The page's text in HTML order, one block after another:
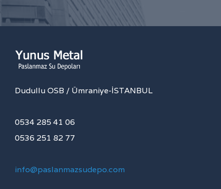
Dudullu OSB / Ümraniye-İSTANBUL
0534 285 41 06
0536 251 82 77
info@paslanmazsudepo.com